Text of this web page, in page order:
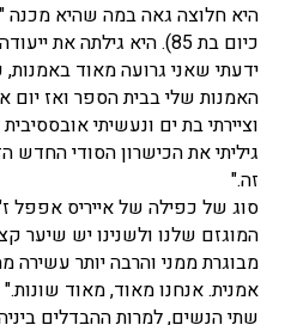
היא חלוצה גאה במה שהיא מכנה
כיום בת 85). היא גילתה
ידעתי שאני גרועה מאוד באמנות,
האמנות שלי בבית הספר ואז יום
וציירתי בת ים ונעשיתי
גיליתי את הכישרון הסודי החדש
זה."
סוג של כפילה של אייריס אפפל
המוגזם שלנו ולשנינו יש שיער
מבוגרת ממני והרבה יותר עשירה
אמנית. אנחנו מאוד, מאוד שונות."
שתי הנשים, למרות ההבדלים